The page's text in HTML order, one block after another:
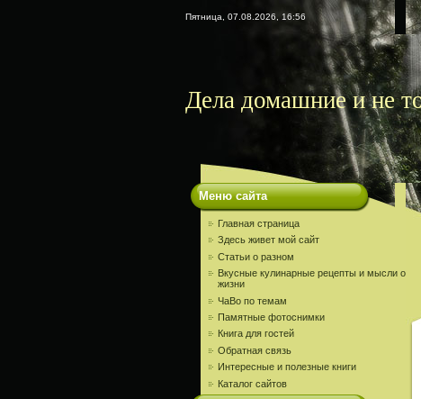
Пятница, 07.08.2026, 16:56
Дела домашние и не
Меню сайта
Главная страница
Здесь живет мой сайт
Статьи о разном
Вкусные кулинарные рецепты и мысли о
жизни
ЧаВо по темам
Памятные фотоснимки
Книга для гостей
Обратная связь
Интересные и полезные книги
Каталог сайтов